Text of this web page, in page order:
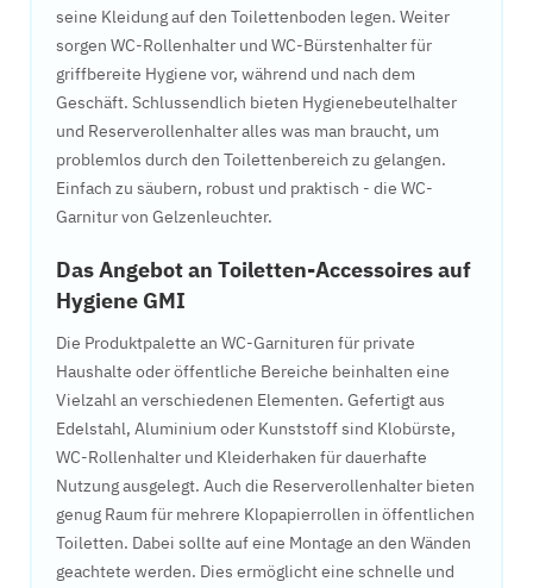
seine Kleidung auf den Toilettenboden legen. Weiter
sorgen WC-Rollenhalter und WC-Bürstenhalter für
griffbereite Hygiene vor, während und nach dem
Geschäft. Schlussendlich bieten Hygienebeutelhalter
und Reserverollenhalter alles was man braucht, um
problemlos durch den Toilettenbereich zu gelangen.
Einfach zu säubern, robust und praktisch - die WC-
Garnitur von Gelzenleuchter.
Das Angebot an Toiletten-Accessoires auf
Hygiene GMI
Die Produktpalette an WC-Garnituren für private
Haushalte oder öffentliche Bereiche beinhalten eine
Vielzahl an verschiedenen Elementen. Gefertigt aus
Edelstahl, Aluminium oder Kunststoff sind Klobürste,
WC-Rollenhalter und Kleiderhaken für dauerhafte
Nutzung ausgelegt. Auch die Reserverollenhalter bieten
genug Raum für mehrere Klopapierrollen in öffentlichen
Toiletten. Dabei sollte auf eine Montage an den Wänden
geachtete werden. Dies ermöglicht eine schnelle und